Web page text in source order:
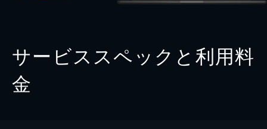
サービススペックと利用料
金